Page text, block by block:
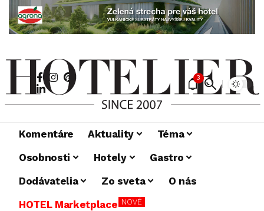
3
Komentáre Aktuality
Téma
Osobnosti
Hotely
Gastro
Dodávatelia
Zo sveta
O nás
HOTEL Marketplace NOVÉ